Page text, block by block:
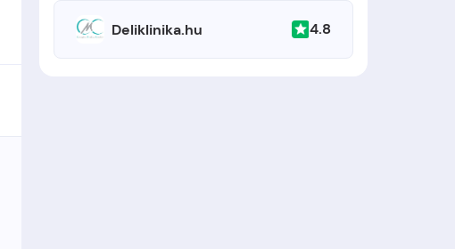
Deliklinika.hu 4.8